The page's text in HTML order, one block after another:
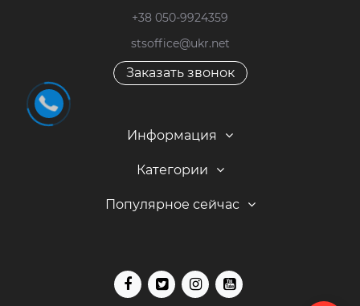
+38 050-9924359
stsoffice@ukr.net
Заказать звонок
Информация
Категории
Популярное сейчас